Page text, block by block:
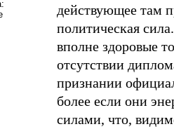
действующее там
политическая
вполне здоровые
отсутствии
признании
более если они
силами, что,